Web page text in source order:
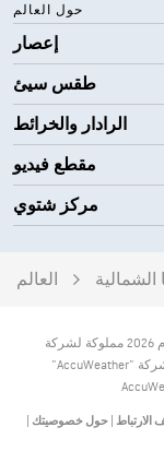
حول العالم
إعصار
طقس سيئ
الرادار والخرائط
مقطع فيديو
مركز شتوي
العالم الشمالية
حقوق النسخ والنشر لعام 2026 مملوكة لشركة AccuWeather, Inc. وتُعدّ
"AccuWeather" وتصميم الشمس علامتين تجاريتين مسجلتين لشركة
الارتباط حول خصوصيتك